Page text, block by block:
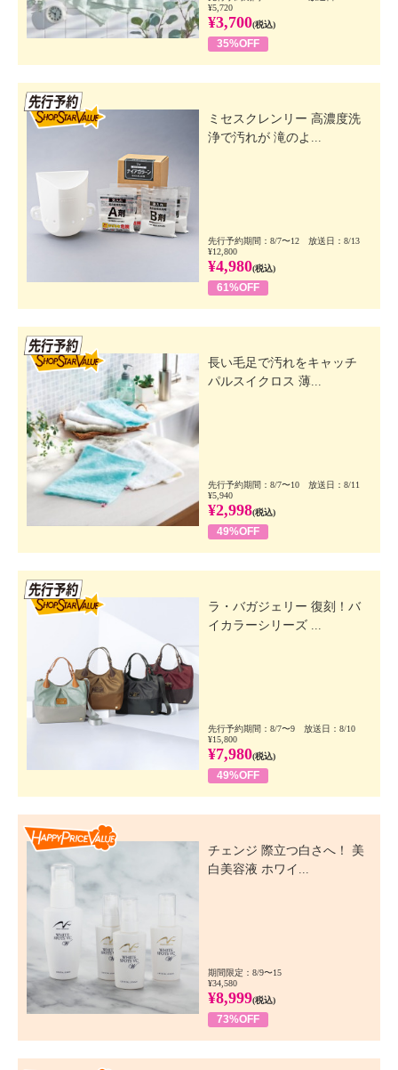
¥5,720
¥3,700(税込)
35%OFF
ミセスクレンリー 高濃度洗
浄で汚れが 滝のよ...
先行予約期間：8/7〜12 放送日：8/13
¥12,800
¥4,980(税込)
61%OFF
長い毛足で汚れをキャッチ
パルスイクロス 薄...
先行予約期間：8/7〜10 放送日：8/11
¥5,940
¥2,998(税込)
49%OFF
ラ・バガジェリー 復刻！バ
イカラーシリーズ ...
先行予約期間：8/7〜9 放送日：8/10
¥15,800
¥7,980(税込)
49%OFF
チェンジ 際立つ白さへ！ 美
白美容液 ホワイ...
期間限定：8/9〜15
¥34,580
¥8,999(税込)
73%OFF